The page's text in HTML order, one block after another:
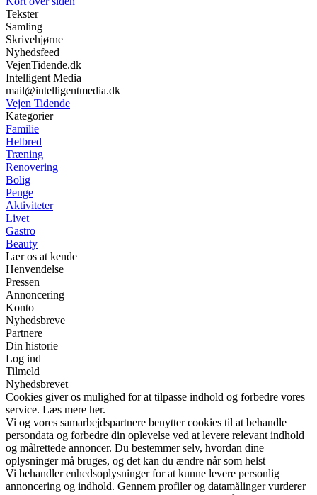
Tekster
Samling
Skrivehjørne
Nyhedsfeed
VejenTidende.dk
Intelligent Media
mail@intelligentmedia.dk
Vejen Tidende
Kategorier
Familie
Helbred
Træning
Renovering
Bolig
Penge
Aktiviteter
Livet
Gastro
Beauty
Lær os at kende
Henvendelse
Pressen
Annoncering
Konto
Nyhedsbreve
Partnere
Din historie
Log ind
Tilmeld
Nyhedsbrevet
Cookies giver os mulighed for at tilpasse indhold og forbedre vores
service. Læs mere her.
Vi og vores samarbejdspartnere benytter cookies til at behandle
persondata og forbedre din oplevelse ved at levere relevant indhold
og målrettede annoncer. Du bestemmer selv, hvordan dine
oplysninger må bruges, og det kan du ændre når som helst
Vi behandler enhedsoplysninger for at kunne levere personlig
annoncering og indhold. Gennem profiler og datamålinger vurderer